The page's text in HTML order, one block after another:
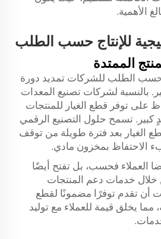
الأهمية.
للإنتاج حسب الطلب
الممتدة
حسب الطلب للشركات تمديد دورة
بالنسبة لشركات تصنيع المعدات
على توفر قطع الغيار للمنتجات
كبير. تسمح حلول التصنيع الرقمي
الغيار بعد فترة طويلة من توقف
الاحتفاظ بمخزون مادي.
العملاء فحسب، بل تفتح أيضًا
خدمات دعم المنتجات
أن تقدم توفرًا مضمونًا لقطع
مما يخلق قيمة للعملاء مع توليد